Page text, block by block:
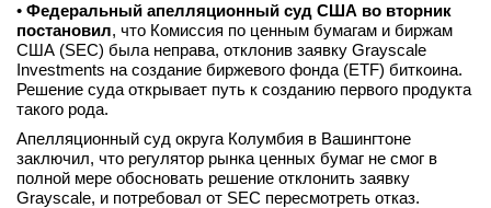
• Федеральный апелляционный суд США во вторник
постановил, что Комиссия по ценным бумагам и биржам
США (SEC) была неправа, отклонив заявку Grayscale
Investments на создание биржевого фонда (ETF) биткоина.
Решение суда открывает путь к созданию первого продукта
такого рода.
Апелляционный суд округа Колумбия в Вашингтоне
заключил, что регулятор рынка ценных бумаг не смог в
полной мере обосновать решение отклонить заявку
Grayscale, и потребовал от SEC пересмотреть отказ.